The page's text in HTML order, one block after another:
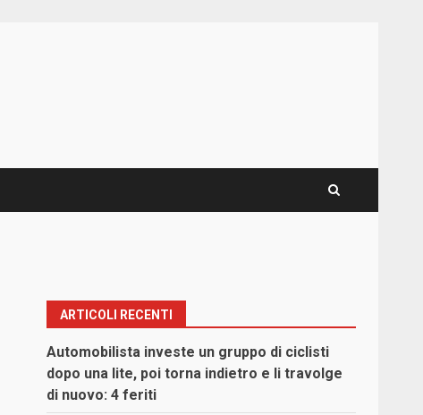
ARTICOLI RECENTI
Automobilista investe un gruppo di ciclisti
dopo una lite, poi torna indietro e li travolge
di nuovo: 4 feriti